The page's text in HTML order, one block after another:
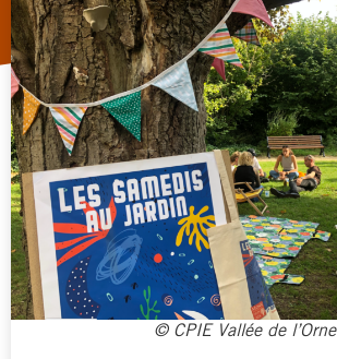
© CPIE Vallée de l’Orne